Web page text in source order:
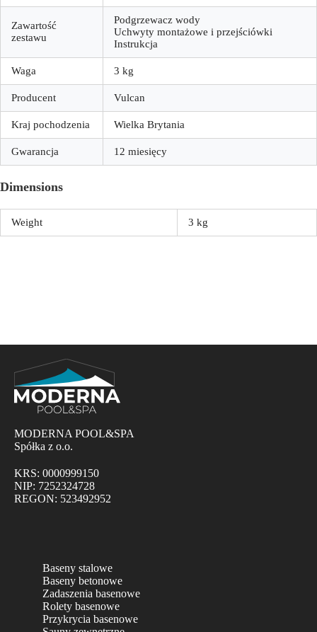
Zawartość
zestawu
Podgrzewacz wody
Uchwyty montażowe i przejściówki
Instrukcja
Waga 3 kg
Producent Vulcan
Kraj pochodzenia Wielka Brytania
Gwarancja 12 miesięcy
Dimensions
Weight 3 kg
MODERNA POOL&SPA
Spółka z o.o.
KRS: 0000999150
NIP: 7252324728
REGON: 523492952
Baseny stalowe
Baseny betonowe
Zadaszenia basenowe
Rolety basenowe
Przykrycia basenowe